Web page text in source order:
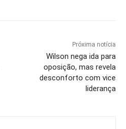
Próxima notícia
Wilson nega ida para
oposição, mas revela
desconforto com vice
liderança